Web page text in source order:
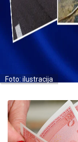
Foto: ilustracija